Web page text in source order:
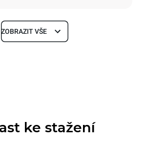
Rozměry
Specifikace plechů
ZOBRAZIT VŠE
ke stažení